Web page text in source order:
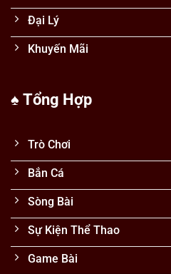
Đại Lý
Khuyến Mãi
♠️ Tổng Hợp
Trò Chơi
Bắn Cá
Sòng Bài
Sự Kiện Thể Thao
Game Bài